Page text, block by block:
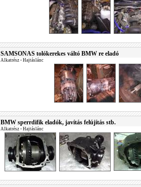
SAMSONAS tolókerekes váltó BMW re eladó
Alkatrész • Hajtáslánc
BMW sperrdifik eladók, javítás felújítás stb.
Alkatrész • Hajtáslánc